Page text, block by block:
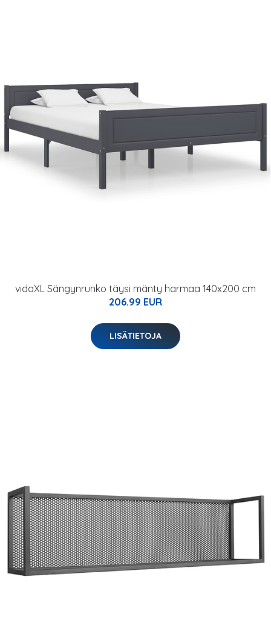
vidaXL Sängynrunko täysi mänty harmaa 140x200 cm
206.99 EUR
LISÄTIETOJA